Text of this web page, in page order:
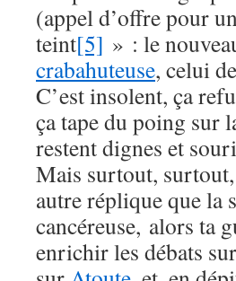
(appel d’offre pour
teint[5] » : le
crabahuteuse, celui de
C’est insolent, ça
ça tape du poing sur
restent dignes et
Mais surtout,
autre réplique que la
cancéreuse, alors ta
enrichir les débats